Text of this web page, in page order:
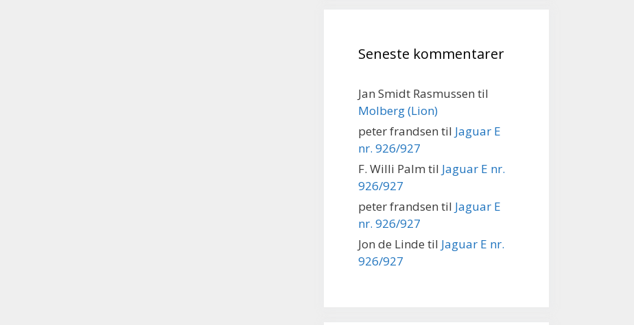
Seneste kommentarer
Jan Smidt Rasmussen til
Molberg (Lion)
peter frandsen til Jaguar E
nr. 926/927
F. Willi Palm til Jaguar E nr.
926/927
peter frandsen til Jaguar E
nr. 926/927
Jon de Linde til Jaguar E nr.
926/927